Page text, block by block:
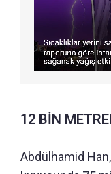
12 BİN
Abdülhamid